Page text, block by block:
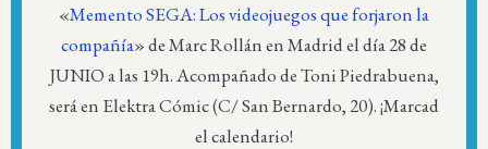
«Memento SEGA: Los videojuegos que forjaron la
compañía» de Marc Rollán en Madrid el día 28 de
JUNIO a las 19h. Acompañado de Toni Piedrabuena,
será en Elektra Cómic (C/ San Bernardo, 20). ¡Marcad
el calendario!